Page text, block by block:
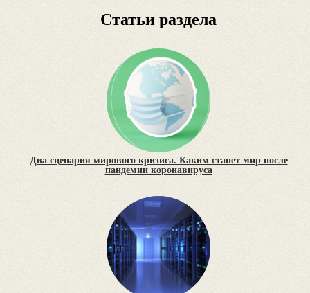
Статьи раздела
Два сценария мирового кризиса. Каким станет мир после
пандемии коронавируса